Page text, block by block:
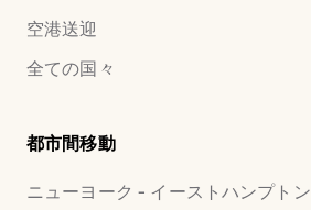
空港送迎
全ての国々
都市間移動
ニューヨーク - イーストハンプトン